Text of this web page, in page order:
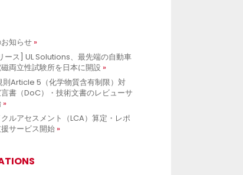
知らせ
ース] UL Solutions、最先端の自動車
両立性試験所を日本に開設
則Article 5（化学物質含有制限）対
書（DoC）・技術文書のレビューサ
ルアセスメント（LCA）算定・レポ
サービス開始